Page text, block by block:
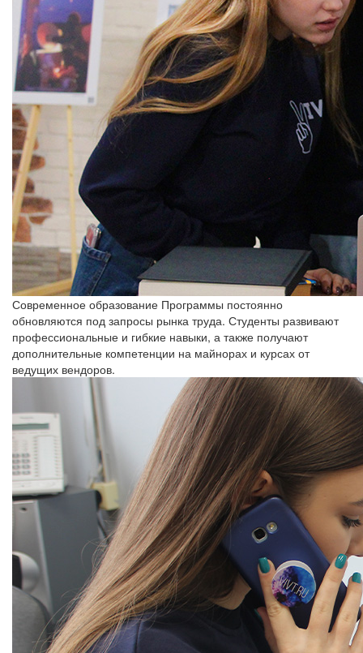
Современное образование Программы постоянно
обновляются под запросы рынка труда. Студенты развивают
профессиональные и гибкие навыки, а также получают
дополнительные компетенции на майнорах и курсах от
ведущих вендоров.